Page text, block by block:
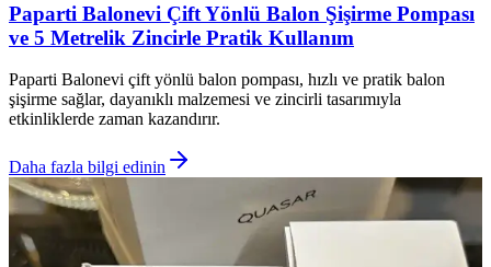
Paparti Balonevi Çift Yönlü Balon Şişirme Pompası
ve 5 Metrelik Zincirle Pratik Kullanım
Paparti Balonevi çift yönlü balon pompası, hızlı ve pratik balon
şişirme sağlar, dayanıklı malzemesi ve zincirli tasarımıyla
etkinliklerde zaman kazandırır.
Daha fazla bilgi edinin